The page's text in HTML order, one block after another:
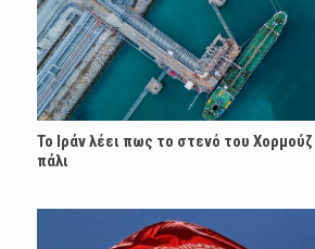
Το Ιράν λέει πως το στενό του Χορμούζ
πάλι